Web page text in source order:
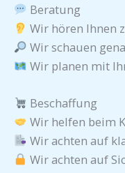
Beratung
Wir hören Ihnen
Wir schauen
Wir planen mit
Beschaffung
Wir helfen beim
Wir achten auf
Wir achten auf